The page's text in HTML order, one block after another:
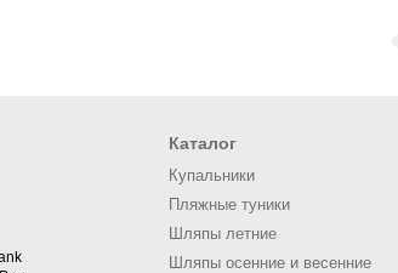
Каталог
Купальники
Пляжные туники
Шляпы летние
Шляпы осенние и весенние